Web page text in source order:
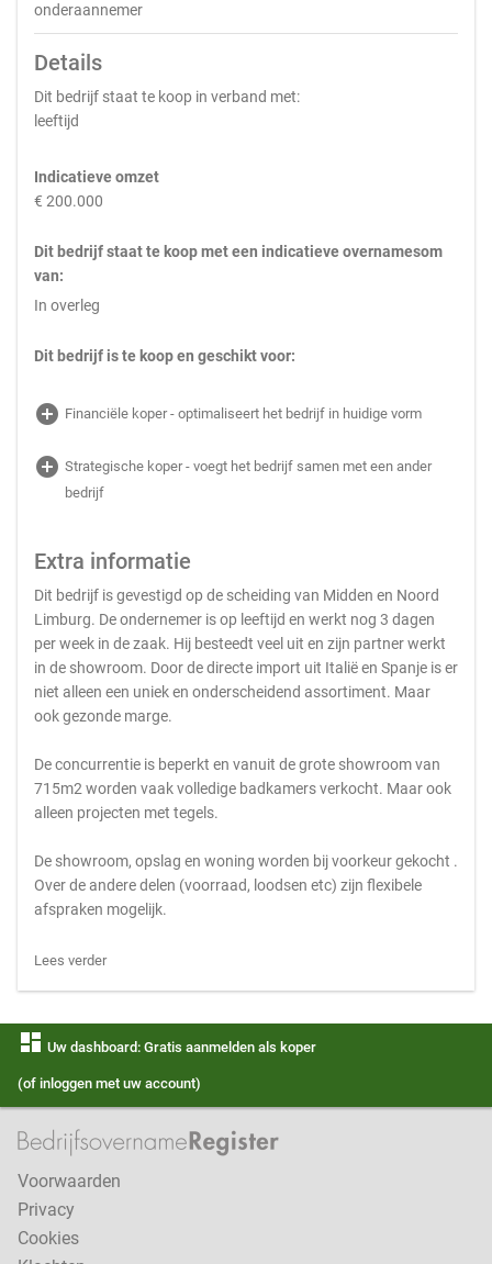
onderaannemer
Details
Dit bedrijf staat te koop in verband met:
leeftijd
Indicatieve omzet
€ 200.000
Dit bedrijf staat te koop met een indicatieve overnamesom
van:
In overleg
Dit bedrijf is te koop en geschikt voor:
add_circle Financiële koper - optimaliseert het bedrijf in huidige vorm
add_circle Strategische koper - voegt het bedrijf samen met een ander
bedrijf
Extra informatie
Dit bedrijf is gevestigd op de scheiding van Midden en Noord
Limburg. De ondernemer is op leeftijd en werkt nog 3 dagen
per week in de zaak. Hij besteedt veel uit en zijn partner werkt
in de showroom. Door de directe import uit Italië en Spanje is er
niet alleen een uniek en onderscheidend assortiment. Maar
ook gezonde marge.
De concurrentie is beperkt en vanuit de grote showroom van
715m2 worden vaak volledige badkamers verkocht. Maar ook
alleen projecten met tegels.
De showroom, opslag en woning worden bij voorkeur gekocht .
Over de andere delen (voorraad, loodsen etc) zijn flexibele
afspraken mogelijk.
Lees verder
dashboard Uw dashboard: Gratis aanmelden als koper
(of inloggen met uw account)
Voorwaarden
Privacy
Cookies